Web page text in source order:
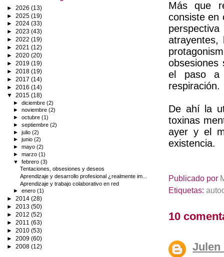
Más que
consiste en
obsesiones
el paso a
respiración.
De ahí la
toxinas
ayer y el
existencia.
Publicado por
Etiquetas:
10
Julen
► 2026 (13)
► 2025 (19)
► 2024 (33)
► 2023 (43)
► 2022 (19)
► 2021 (12)
► 2020 (20)
► 2019 (19)
► 2018 (19)
► 2017 (14)
► 2016 (14)
▼ 2015 (18)
►diciembre(2)
►noviembre(2)
►octubre(1)
►septiembre(2)
►julio(2)
►junio(2)
►mayo(2)
►marzo(1)
▼febrero(3)
Tentaciones, obsesiones y deseos
Aprendizaje y desarrollo profesional ¿realmente im...
Aprendizaje y trabajo colaborativo en red
►enero(1)
► 2014 (28)
► 2013 (50)
► 2012 (52)
► 2011 (63)
► 2010 (53)
► 2009 (60)
► 2008 (12)